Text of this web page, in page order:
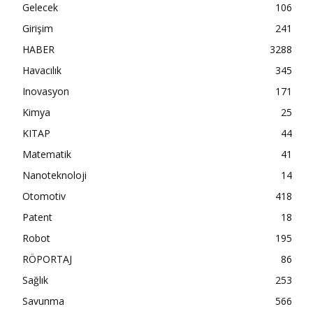
Gelecek
106
Girişim
241
HABER
3288
Havacılık
345
Inovasyon
171
Kimya
25
KITAP
44
Matematik
41
Nanoteknoloji
14
Otomotiv
418
Patent
18
Robot
195
RÖPORTAJ
86
Sağlık
253
Savunma
566